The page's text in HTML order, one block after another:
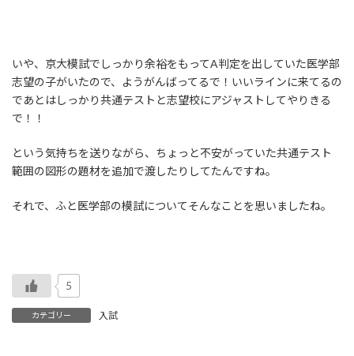
いや、京大模試でしっかり余裕をもってA判定を出していた医学部
志望の子がいたので、ようがんばってるで！いいラインに来てるの
であとはしっかり共通テストと志望校にアジャストしてやりきる
で！！
という気持ちを送りながら、ちょっと不安がっていた共通テスト
範囲の図形の題材を追加で渡したりしてたんですね。
それで、ふと医学部の模試についてそんなことを思いましたね。
5
カテゴリー 入試